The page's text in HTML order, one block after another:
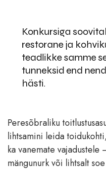
Konkursiga
restorane ja
teadlikke samme
tunneksid end
hästi.
Peresõbraliku
lihtsamini leida
ka vanemate vajadustele
mängunurk või lihtsalt